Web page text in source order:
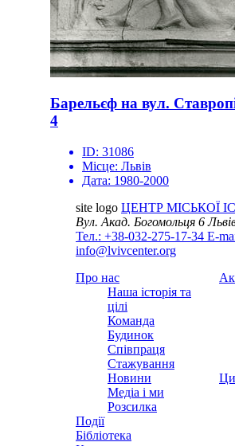
Барельєф на вул.
4
ID: 31086
Місце: Львів
Дата: 1980-2000
site logo ЦЕНТР МІСЬКОЇ
Вул. Акад. Богомольця 6
Тел.: +38-032-275-17-34 E-
info@lvivcenter.org
Про нас
Наша історія та
цілі
Команда
Будинок
Співпраця
Стажування
Новини
Медіа і ми
Розсилка
Події
Бібліотека